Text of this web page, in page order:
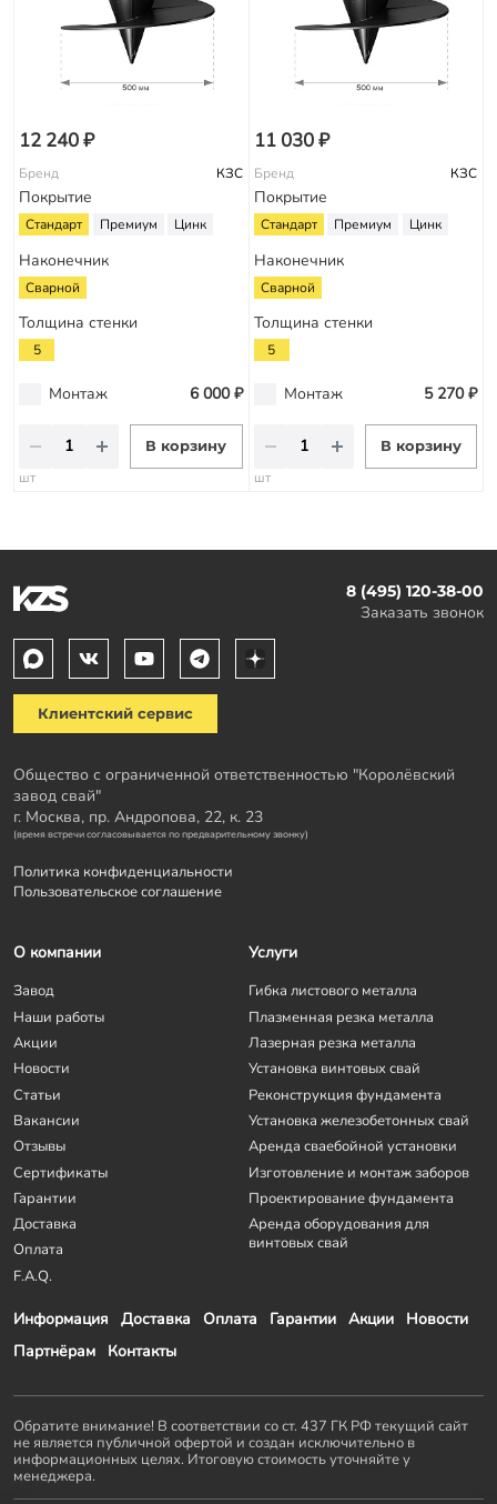
12 240 ₽
Бренд КЗС
Покрытие
Стандарт Премиум Цинк
Наконечник
Сварной
Толщина стенки
5
Монтаж 6 000 ₽
В корзину
шт
11 030 ₽
Бренд КЗС
Покрытие
Стандарт Премиум Цинк
Наконечник
Сварной
Толщина стенки
5
Монтаж 5 270 ₽
В корзину
шт
8 (495) 120-38-00
Заказать звонок
Клиентский сервис
Общество с ограниченной ответственностью "Королёвский
завод свай"
г. Москва, пр. Андропова, 22, к. 23
(время встречи согласовывается по предварительному звонку)
Политика конфиденциальности
Пользовательское соглашение
Информация Доставка Оплата Гарантии Акции
Новости
Партнёрам
Контакты
О компании
Завод
Наши работы
Акции
Новости
Статьи
Вакансии
Отзывы
Сертификаты
Гарантии
Доставка
Оплата
F.A.Q.
Услуги
Гибка листового металла
Плазменная резка металла
Лазерная резка металла
Установка винтовых свай
Реконструкция фундамента
Установка железобетонных свай
Аренда сваебойной установки
Изготовление и монтаж заборов
Проектирование фундамента
Аренда оборудования для
винтовых свай
Обратите внимание! В соответствии со ст. 437 ГК РФ текущий сайт
не является публичной офертой и создан исключительно в
информационных целях. Итоговую стоимость уточняйте у
менеджера.